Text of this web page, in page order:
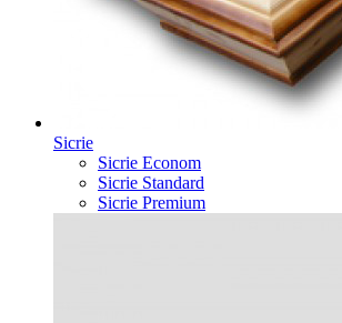
Sicrie
Sicrie Econom
Sicrie Standard
Sicrie Premium